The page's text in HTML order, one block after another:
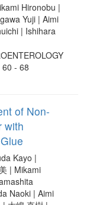
Hironobu |
Yuji | Aimi
| Ishihara
- 68
of Non-
with
Kayo |
| Mikami
Naoki | Aimi